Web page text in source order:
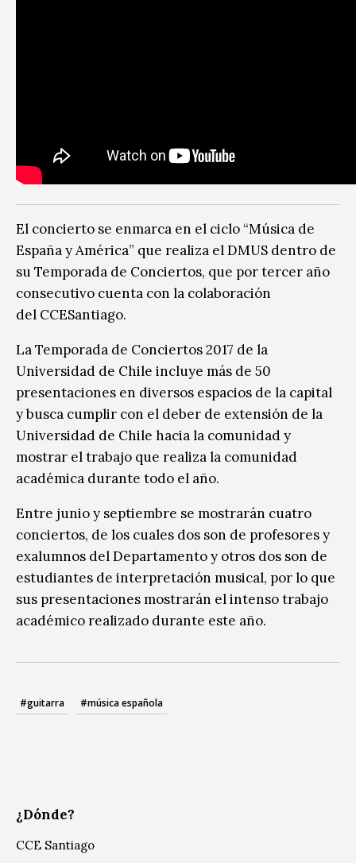
El concierto se enmarca en el ciclo “Música de
España y América” que realiza el DMUS dentro de
su Temporada de Conciertos, que por tercer año
consecutivo cuenta con la colaboración
del CCESantiago.
La Temporada de Conciertos 2017 de la
Universidad de Chile incluye más de 50
presentaciones en diversos espacios de la capital
y busca cumplir con el deber de extensión de la
Universidad de Chile hacia la comunidad y
mostrar el trabajo que realiza la comunidad
académica durante todo el año.
Entre junio y septiembre se mostrarán cuatro
conciertos, de los cuales dos son de profesores y
exalumnos del Departamento y otros dos son de
estudiantes de interpretación musical, por lo que
sus presentaciones mostrarán el intenso trabajo
académico realizado durante este año.
#guitarra #música española
¿Dónde?
CCE Santiago